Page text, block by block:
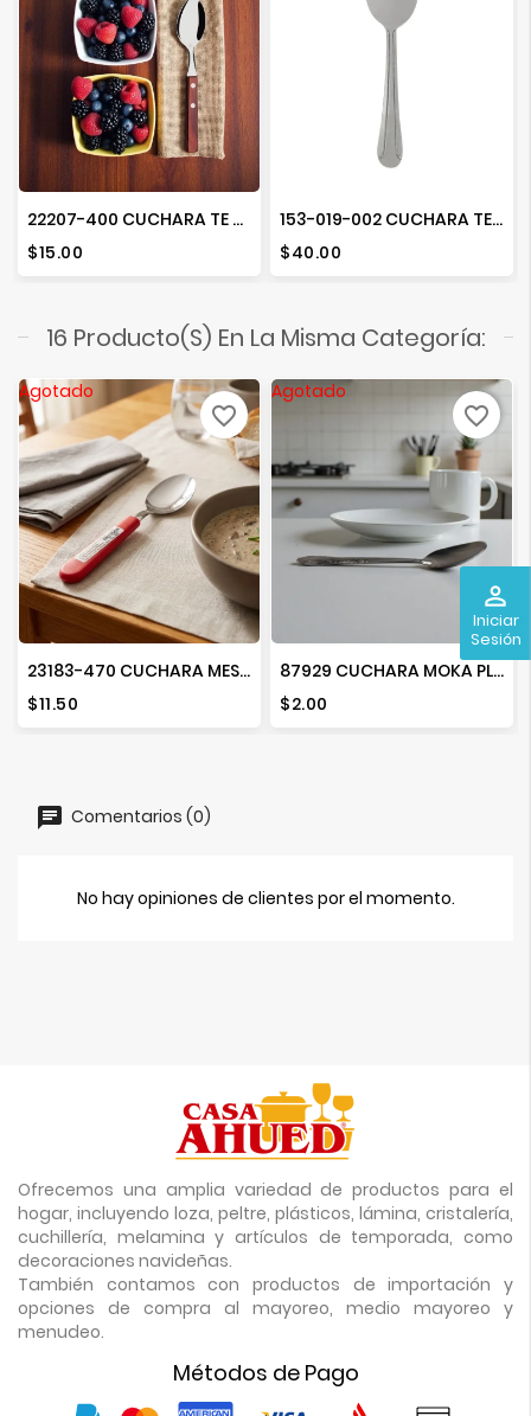
perm_identity
Iniciar
Sesión
22207-400 CUCHARA TE TRAD.
Precio
$15.00
153-019-002 CUCHARA TE BARCELONA12 PZ. 18G
Precio
$40.00
16 Producto(s) En La Misma Categoría:
Agotado
23183-470 CUCHARA MESA LEME
Precio
$11.50
favorite_border
Agotado
87929 CUCHARA MOKA PLUM
Precio
$2.00
favorite_border
Comentarios (0)
No hay opiniones de clientes por el momento.
Ofrecemos una amplia variedad de productos para el
hogar, incluyendo loza, peltre, plásticos, lámina, cristalería,
cuchillería, melamina y artículos de temporada, como
decoraciones navideñas.
También contamos con productos de importación y
opciones de compra al mayoreo, medio mayoreo y
menudeo.
Métodos de Pago